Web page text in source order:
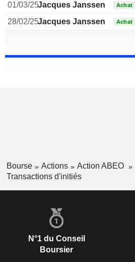
01/03/25Jacques Janssen Achat
28/02/25Jacques Janssen Achat
Bourse Actions Action ABEO
Transactions d'initiés
N°1 du Conseil
Boursier